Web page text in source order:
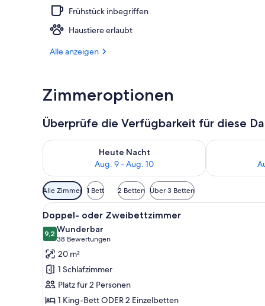
Frühstück inbegriffen
Haustiere erlaubt
Alle anzeigen
Zimmeroptionen
Überprüfe die Verfügbarkeit für diese
Heute Nacht
Aug. 9 - Aug. 10
Überprüfe die Verfügbarkeit für heute Nacht, Aug. 9
Überprüfe
Verfügbare
Filter
für
Zimmer
Alle Zimmer 1 Bett 2 Betten Über 3 Betten
Alle
Fotos
für
Doppel-
oder
Zweibettzimmer
anzeigen
Ein Hotelzimmer mit einem
4
Doppel- oder Zweibettzimmer
9,29,2 von 10
Wunderbar
38 Bewertungen
(38
Bewertungen)
20 m²
1 Schlafzimmer
Platz für 2 Personen
1 King-Bett ODER 2 Einzelbetten